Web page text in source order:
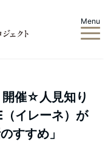
Menu
開催☆人見知り
イレーネ）が
すすめ」